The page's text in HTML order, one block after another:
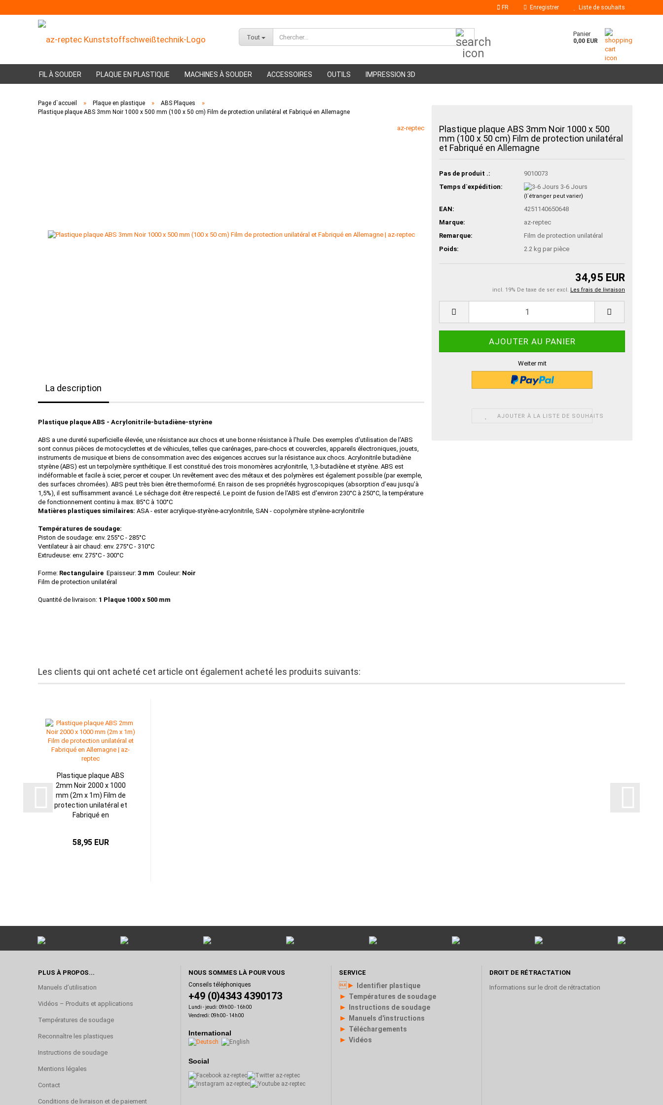
FR Enregistrer Liste de souhaits
Tout Panier
0,00 EUR
FIL À SOUDER PLAQUE EN PLASTIQUE MACHINES À SOUDER ACCESSOIRES OUTILS
Bâtons de colle
Buses à colle chaude
IMPRESSION 3D
PMMA Filament
Page d`accueil » Plaque en plastique » ABS Plaques »
Plastique plaque ABS 3mm Noir 1000 x 500 mm (100 x 50 cm) Film de protection unilatéral et Fabriqué en Allemagne
az-reptec
Plastique plaque ABS 3mm Noir 1000 x 500
mm (100 x 50 cm) Film de protection unilatéral
et Fabriqué en Allemagne
Pas de produit .:
9010073
Temps d`expédition:
3-6 Jours
(l`étranger peut varier)
EAN:
4251140650648
Marque:
az-reptec
Remarque:
Film de protection unilatéral
Poids:
2.2 kg par pièce
34,95 EUR
incl. 19% De taxe de ser excl. Les frais de livraison
Weiter mit
AJOUTER À LA LISTE DE SOUHAITS
La description
Plastique plaque ABS - Acrylonitrile-butadiène-styrène
ABS a une dureté superficielle élevée, une résistance aux chocs et une bonne résistance à l'huile. Des exemples d'utilisation de l'ABS
sont connus pièces de motocyclettes et de véhicules, telles que carénages, pare-chocs et couvercles, appareils électroniques, jouets,
instruments de musique et biens de consommation avec des exigences accrues sur la résistance aux chocs. Acrylonitrile butadiène
styrène (ABS) est un terpolymère synthétique. Il est constitué des trois monomères acrylonitrile, 1,3-butadiène et styrène. ABS est
indéformable et facile à scier, percer et couper. Un revêtement avec des métaux et des polymères est également possible (par exemple,
des surfaces chromées). ABS peut très bien être thermoformé. En raison de ses propriétés hygroscopiques (absorption d’eau jusqu’à
1,5%), il est suffisamment avancé. Le séchage doit être respecté. Le point de fusion de l'ABS est d'environ 230°C à 250°C, la température
de fonctionnement continu à max. 85°C à 100°C
Matières plastiques similaires: ASA - ester acrylique-styrène-acrylonitrile, SAN - copolymère styrène-acrylonitrile
Températures de soudage:
Piston de soudage: env. 255°C - 285°C
Ventilateur à air chaud: env. 275°C - 310°C
Extrudeuse: env. 275°C - 300°C
Forme: Rectangulaire Epaisseur: 3 mm Couleur: Noir
Film de protection unilatéral
Quantité de livraison: 1 Plaque 1000 x 500 mm
Les clients qui ont acheté cet article ont également acheté les produits suivants:
Plastique plaque ABS
2mm Noir 2000 x 1000
mm (2m x 1m) Film de
protection unilatéral et
Fabriqué en
58,95 EUR
PLUS À PROPOS...
Manuels d’utilisation
Vidéos – Produits et applications
Températures de soudage
Reconnaître les plastiques
Instructions de soudage
Mentions légales
Contact
Conditions de livraison et de paiement
NOUS SOMMES LÀ POUR VOUS
Conseils téléphoniques
+49 (0)4343 4390173
Lundi - jeudi: 09h00 - 16h00
Vendredi: 09h00 - 14h00
International
Social
SERVICE
► Identifier plastique
► Températures de soudage
► Instructions de soudage
► Manuels d'instructions
► Téléchargements
► Vidéos
DROIT DE RÉTRACTATION
Informations sur le droit de rétractation